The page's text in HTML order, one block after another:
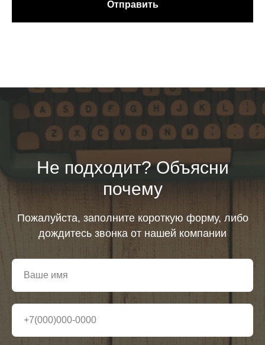
Отправить
Не подходит? Объясни
почему
Пожалуйста, заполните короткую форму, либо
дождитесь звонка от нашей компании